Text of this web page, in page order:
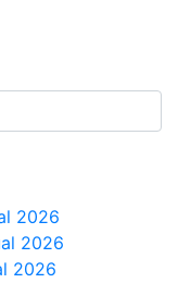
2026
2026
2026